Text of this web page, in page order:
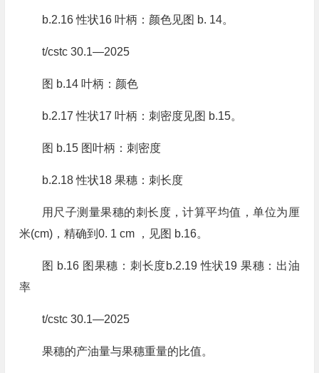
b.2.16 性状16 叶柄：颜色见图 b. 14。
t/cstc 30.1—2025
图 b.14 叶柄：颜色
b.2.17 性状17 叶柄：刺密度见图 b.15。
图 b.15 图叶柄：刺密度
b.2.18 性状18 果穗：刺长度
用尺子测量果穗的刺长度，计算平均值，单位为厘
米(cm)，精确到0. 1 cm ，见图 b.16。
图 b.16 图果穗：刺长度b.2.19 性状19 果穗：出油
率
t/cstc 30.1—2025
果穗的产油量与果穗重量的比值。